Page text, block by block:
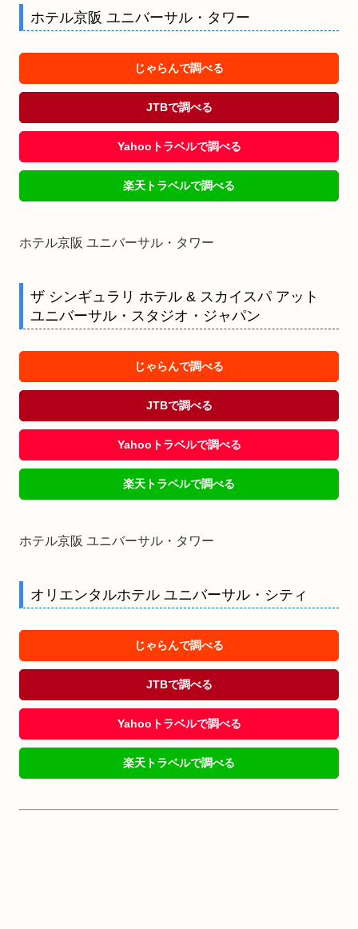
ホテル京阪 ユニバーサル・タワー
じゃらんで調べる
JTBで調べる
Yahooトラベルで調べる
楽天トラベルで調べる
ホテル京阪 ユニバーサル・タワー
ザ シンギュラリ ホテル & スカイスパ アット
ユニバーサル・スタジオ・ジャパン
じゃらんで調べる
JTBで調べる
Yahooトラベルで調べる
楽天トラベルで調べる
ホテル京阪 ユニバーサル・タワー
オリエンタルホテル ユニバーサル・シティ
じゃらんで調べる
JTBで調べる
Yahooトラベルで調べる
楽天トラベルで調べる